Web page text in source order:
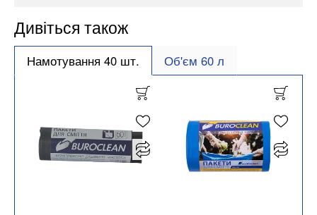
Дивіться також
Намотування 40 шт. Об'єм 60 л